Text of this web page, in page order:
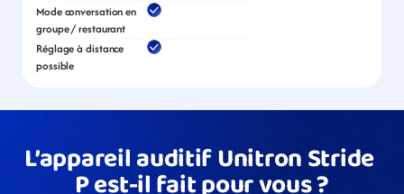
Mode conversation en
groupe / restaurant
Réglage à distance
possible
L’appareil auditif Unitron Stride
P est-il fait pour vous ?